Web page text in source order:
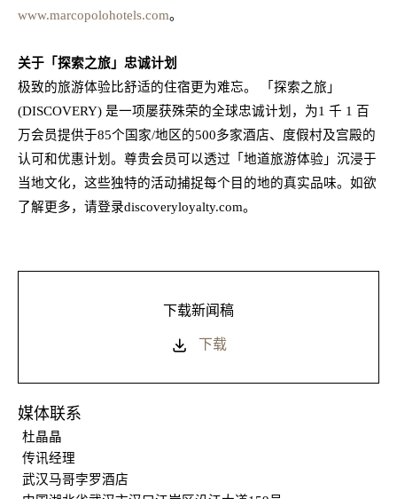
www.marcopolohotels.com。
关于「探索之旅」忠诚计划
极致的旅游体验比舒适的住宿更为难忘。
「探索之旅」
(DISCOVERY) 是一项屡获殊荣的全球忠诚计划，为1 千 1 百
万会员提供于85个国家/地区的500多家酒店、度假村及宫殿的
认可和优惠计划。尊贵会员可以透过「地道旅游体验」沉浸于
当地文化，这些独特的活动捕捉每个目的地的真实品味。如欲
了解更多，请登录discoveryloyalty.com。
下载新闻稿
下载
媒体联系
杜晶晶
传讯经理
武汉马哥孛罗酒店